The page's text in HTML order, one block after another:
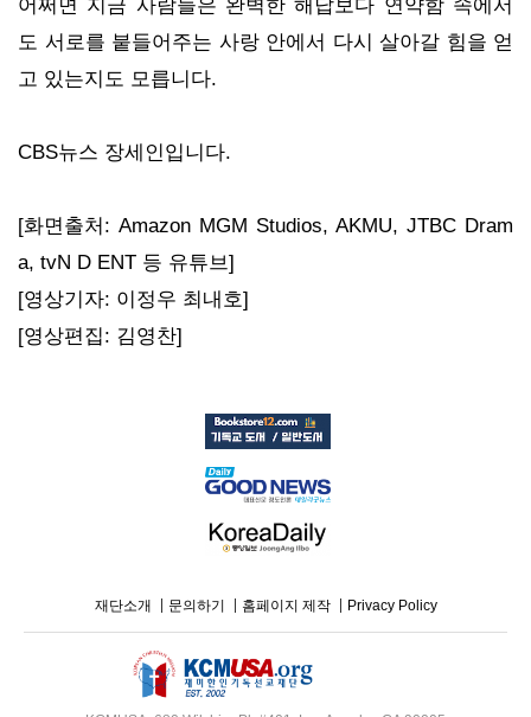
어쩌면 지금 사람들은 완벽한 해답보다 연약함 속에서
도 서로를 붙들어주는 사랑 안에서 다시 살아갈 힘을 얻
고 있는지도 모릅니다.
CBS뉴스 장세인입니다.
[화면출처: Amazon MGM Studios, AKMU, JTBC Dram
a, tvN D ENT 등 유튜브]
[영상기자: 이정우 최내호]
[영상편집: 김영찬]
재단소개 문의하기 홈페이지 제작 Privacy Policy